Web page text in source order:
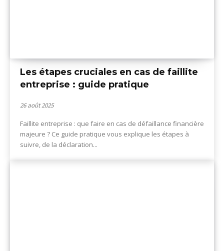
Les étapes cruciales en cas de faillite
entreprise : guide pratique
26 août 2025
Faillite entreprise : que faire en cas de défaillance financière
majeure ? Ce guide pratique vous explique les étapes à
suivre, de la déclaration...